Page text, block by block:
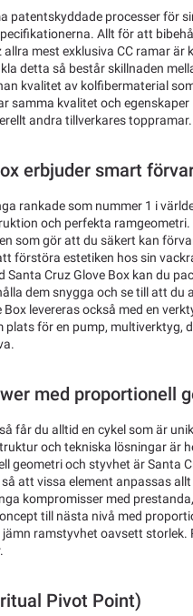
patentskyddade processer för
Allt för att
mest exklusiva CC ramar är
detta så består skillnaden
kvalitet av kolfibermaterial
samma kvalitet och
andra tillverkares toppramar.
erbjuder smart
rankade som nummer 1 i
och perfekta ramgeometri.
som gör att du säkert kan
förstöra estetiken hos sin
Santa Cruz Glove Box kan du
dem snygga och se till att du
levereras också med en
för en pump, multiverktyg,
med proportionell
får du alltid en cykel som är
och tekniska lösningar är
geometri och styvhet är Santa
att vissa element anpassas
kompromisser med
till nästa nivå med
ramstyvhet oavsett storlek.
Pivot Point)